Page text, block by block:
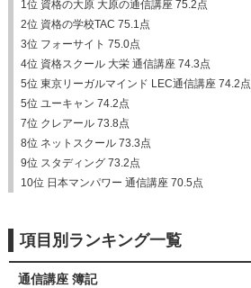
1位 資格の大原 大原の通信講座 75.2点
2位 資格の学校TAC 75.1点
3位 フォーサイト 75.0点
4位 資格スクール 大栄 通信講座 74.3点
5位 東京リーガルマインド LEC通信講座 74.2点
5位 ユーキャン 74.2点
7位 クレアール 73.8点
8位 ネットスクール 73.3点
9位 スタディング 73.2点
10位 日本マンパワー 通信講座 70.5点
項目別ランキング一覧
通信講座 簿記